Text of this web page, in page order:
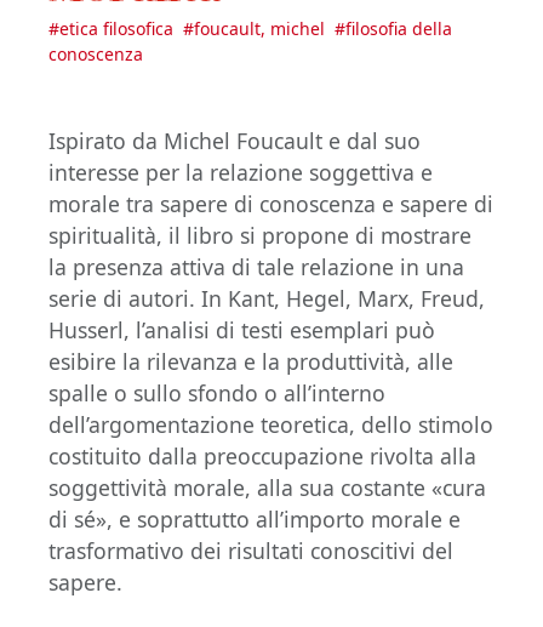
#etica filosofica #foucault, michel #filosofia della
conoscenza
Ispirato da Michel Foucault e dal suo
interesse per la relazione soggettiva e
morale tra sapere di conoscenza e sapere di
spiritualità, il libro si propone di mostrare
la presenza attiva di tale relazione in una
serie di autori. In Kant, Hegel, Marx, Freud,
Husserl, l’analisi di testi esemplari può
esibire la rilevanza e la produttività, alle
spalle o sullo sfondo o all’interno
dell’argomentazione teoretica, dello stimolo
costituito dalla preoccupazione rivolta alla
soggettività morale, alla sua costante «cura
di sé», e soprattutto all’importo morale e
trasformativo dei risultati conoscitivi del
sapere.